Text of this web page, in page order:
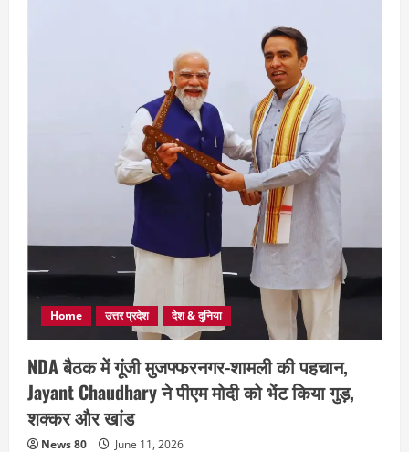
Home उत्तर प्रदेश देश & दुनिया
NDA बैठक में गूंजी मुजफ्फरनगर-शामली की पहचान,
Jayant Chaudhary ने पीएम मोदी को भेंट किया गुड़,
शक्कर और खांड
News 80 June 11, 2026